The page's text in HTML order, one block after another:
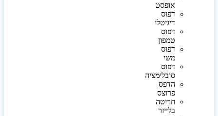
אופסט
דפוס
דיגיטלי
דפוס
טמפון
דפוס
משי
דפוס
סובלימציה
הדפס
פרוצס
חריטה
בלייזר